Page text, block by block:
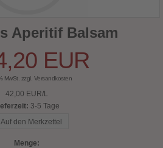
Aperitif Balsam
4,20 EUR
MwSt. zzgl. Versandkosten
42,00 EUR/L
3-5 Tage
Menge: